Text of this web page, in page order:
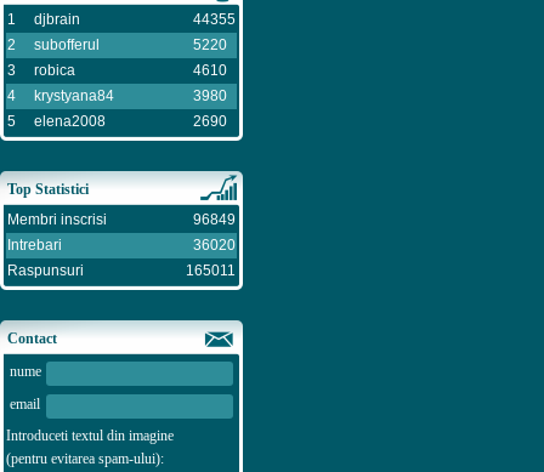
1
djbrain
44355
2
subofferul
5220
3
robica
4610
4
krystyana84
3980
5
elena2008 2690
Top Statistici
Membri inscrisi
96849
Intrebari
36020
Raspunsuri
165011
Contact
nume
email
Introduceti textul din imagine
(pentru evitarea spam-ului):